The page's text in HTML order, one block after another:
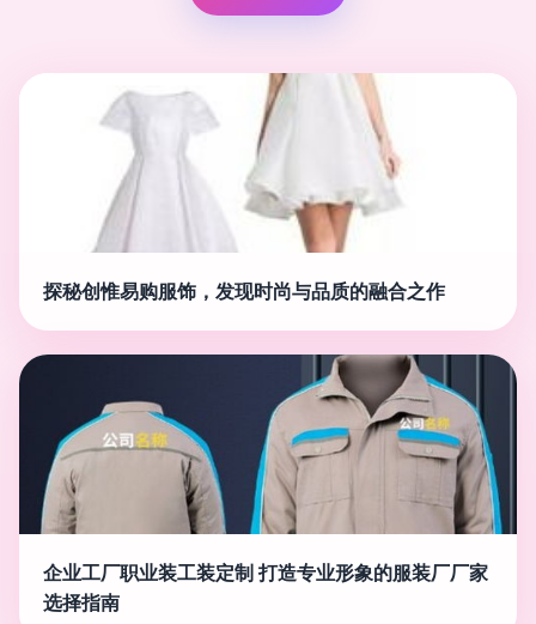
探秘创惟易购服饰，发现时尚与品质的融合之作
企业工厂职业装工装定制 打造专业形象的服装厂厂家
选择指南